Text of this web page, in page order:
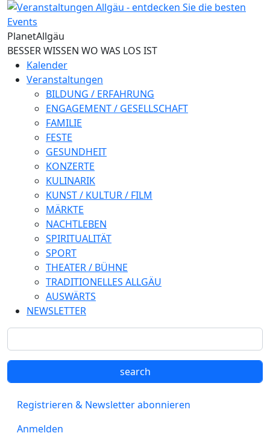
Direkt zum Inhalt
PlanetAllgäu
BESSER WISSEN WO WAS LOS IST
Kalender
Veranstaltungen
BILDUNG / ERFAHRUNG
ENGAGEMENT / GESELLSCHAFT
FAMILIE
FESTE
GESUNDHEIT
KONZERTE
KULINARIK
KUNST / KULTUR / FILM
MÄRKTE
NACHTLEBEN
SPIRITUALITÄT
SPORT
THEATER / BÜHNE
TRADITIONELLES ALLGÄU
AUSWÄRTS
NEWSLETTER
Registrieren & Newsletter abonnieren
Anmelden